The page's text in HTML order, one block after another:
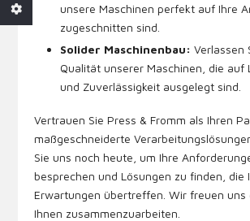
unsere Maschinen perfekt auf Ihre
zugeschnitten sind.
Solider Maschinenbau: Verlassen
Qualität unserer Maschinen, die auf
und Zuverlässigkeit ausgelegt sind.
Vertrauen Sie Press & Fromm als Ihren
maßgeschneiderte
Sie uns noch heute, um Ihre
besprechen und Lösungen zu finden, die
Erwartungen übertreffen. Wir freuen uns
Ihnen zusammenzuarbeiten.